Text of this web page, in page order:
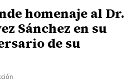
homenaje al Dr.
Sánchez en su
de su